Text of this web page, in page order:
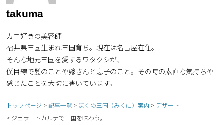
takuma
カニ好きの美容師
福井県三国生まれ三国育ち。現在は名古屋在住。
そんな地元三国を愛するワタクシが、
僕目線で髪のことや嫁さんと息子のこと。その時の素直な気持ちや
感じたことを大切に書いています。
トップページ 記事一覧 ぼくの三国（みくに）案内
デザート
ジェラートカルナで三国を味わう。